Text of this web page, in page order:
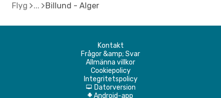
Flyg Billund - Alger
Kontakt
Frågor &amp; Svar
Allmänna villkor
Cookiepolicy
Integritetspolicy
d Datorversion
A Android-app